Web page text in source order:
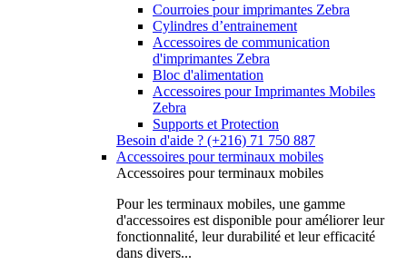
Courroies pour imprimantes Zebra
Cylindres d’entrainement
Accessoires de communication
d'imprimantes Zebra
Bloc d'alimentation
Accessoires pour Imprimantes Mobiles
Zebra
Supports et Protection
Besoin d'aide ? (+216) 71 750 887
Accessoires pour terminaux mobiles
Accessoires pour terminaux mobiles
Pour les terminaux mobiles, une gamme
d'accessoires est disponible pour améliorer leur
fonctionnalité, leur durabilité et leur efficacité
dans divers...